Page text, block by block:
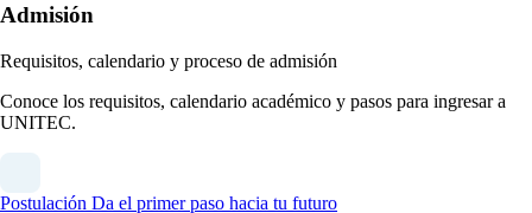
Admisión
Requisitos, calendario y proceso de admisión
Conoce los requisitos, calendario académico y pasos para ingresar a
UNITEC.
Postulación Da el primer paso hacia tu futuro